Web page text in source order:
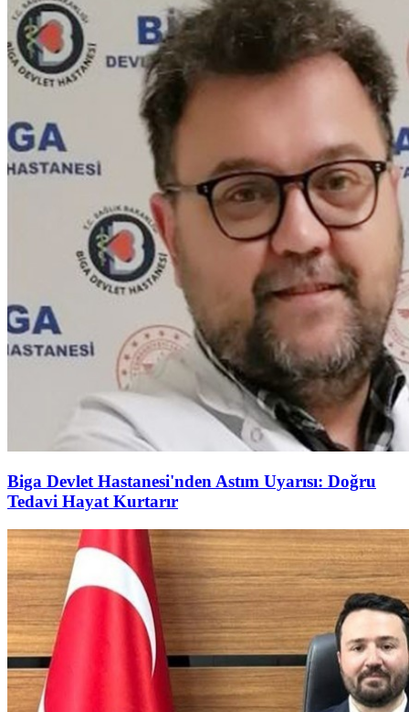
Biga Devlet Hastanesi'nden Astım Uyarısı: Doğru
Tedavi Hayat Kurtarır